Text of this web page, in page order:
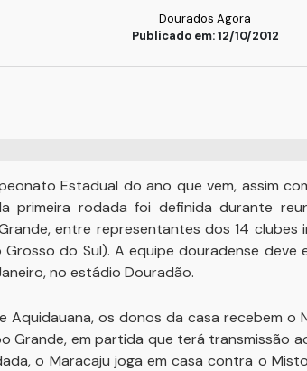
Dourados Agora
Publicado em: 12/10/2012
Estadual do ano que vem, assim
primeira rodada foi definida durante
entre representantes dos 14 clubes
do Sul). A equipe douradense deve
no estádio Douradão.
Aquidauana, os donos da casa recebem o
Grande, em partida que terá transmissão
o Maracaju joga em casa contra o